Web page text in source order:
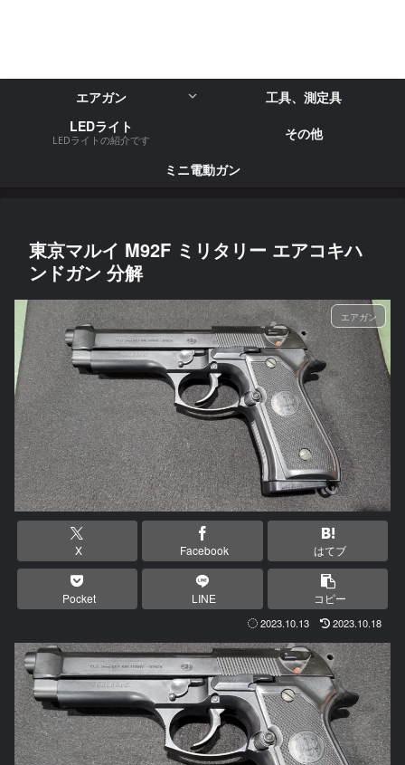
エアガン
工具、測定具
LEDライト
LEDライトの紹介です
その他
ミニ電動ガン
東京マルイ M92F ミリタリー エアコキハ
ンドガン 分解
エアガン
X Facebook はてブ
Pocket LINE コピー
2023.10.13 2023.10.18